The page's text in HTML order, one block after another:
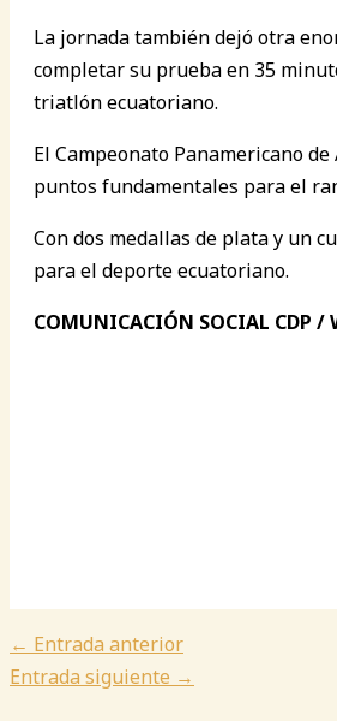
La jornada también dejó otra
completar su prueba en 35
triatlón ecuatoriano.
El Campeonato Panamericano
puntos fundamentales para el
Con dos medallas de plata y un
para el deporte ecuatoriano.
COMUNICACIÓN SOCIAL CDP
← Entrada anterior
Entrada siguiente →